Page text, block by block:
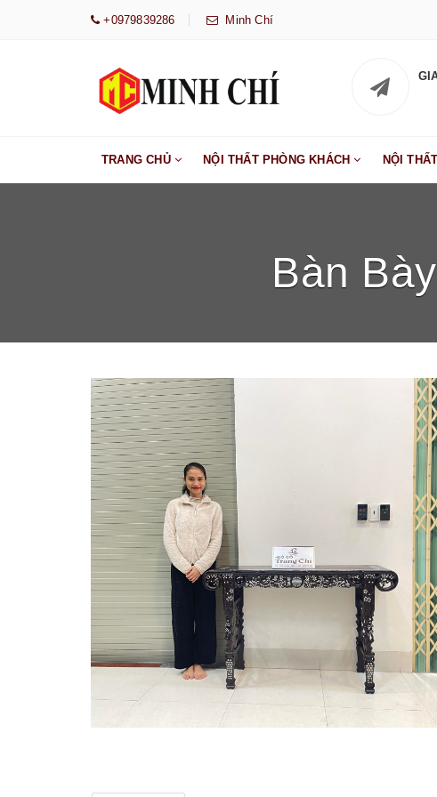
+0979839286 Minh Chí
TRANG CHỦ NỘI THẤT PHÒNG KHÁCH NỘI
Bàn